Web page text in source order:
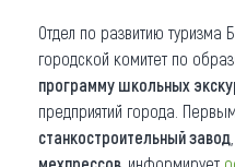
Отдел по развитию туризма
городской комитет по
программу школьных
предприятий города.
станкостроительный завод